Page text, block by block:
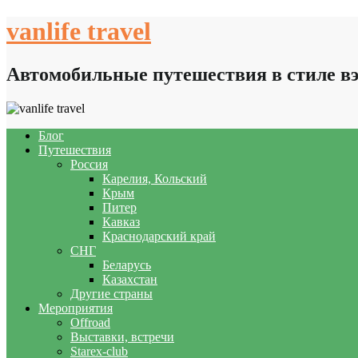
to
vanlife travel
Автомобильные путешествия в стиле
Блог
Путешествия
Россия
Карелия, Кольский
Крым
Питер
Кавказ
Краснодарский край
СНГ
Беларусь
Казахстан
Другие страны
Мероприятия
Offroad
Выставки, встречи
Starex-club